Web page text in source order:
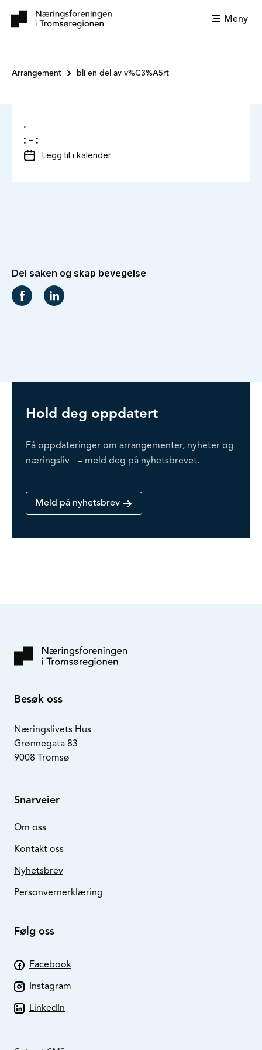
Meny
Arrangement bli en del av v%C3%A5rt
Hold deg oppdatert
Få oppdateringer om arrangementer, nyheter og
næringsliv – meld deg på nyhetsbrevet.
Meld på nyhetsbrev
Besøk oss
Næringslivets Hus
Grønnegata 83
9008 Tromsø
Snarveier
Om oss
Kontakt oss
Nyhetsbrev
Personvernerklæring
Følg oss
Facebook
Instagram
LinkedIn